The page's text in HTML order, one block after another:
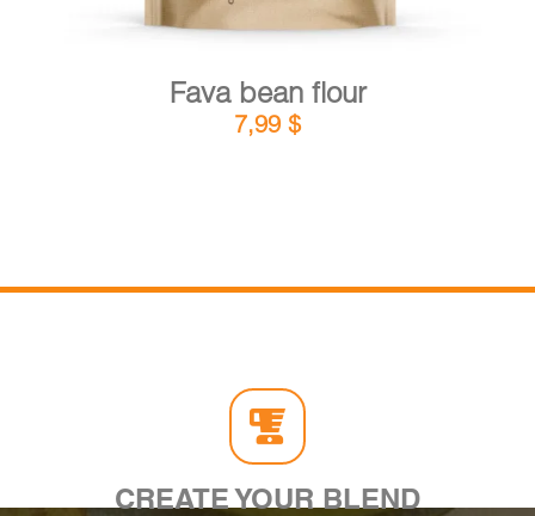
Fava bean flour
7,99 $
CREATE YOUR BLEND